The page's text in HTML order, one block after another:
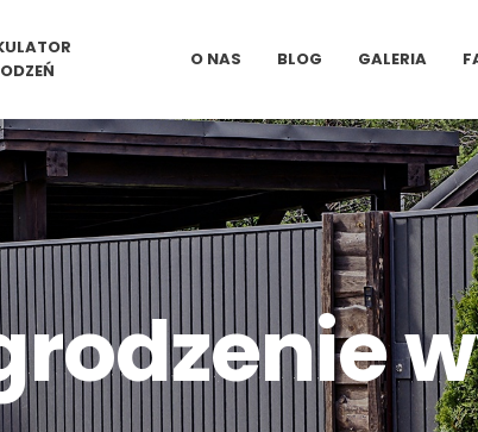
O NAS BLOG GALERIA